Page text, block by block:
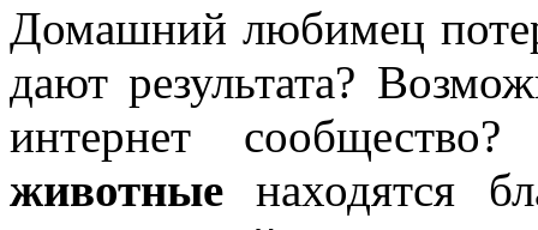
Домашний любимец
дают результата?
интернет
животные находятся